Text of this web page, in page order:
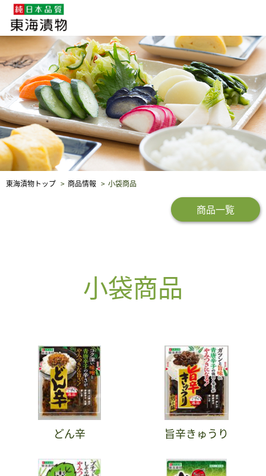
企業・採用情報 社会貢献 品質保証
東海漬物トップ 商品情報 小袋商品
商品一覧
小袋商品
どん辛 旨辛きゅうり